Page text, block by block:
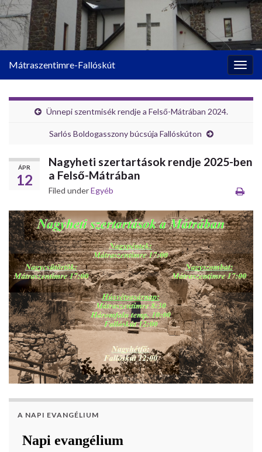
Mátraszentimre-Fallóskút
Ünnepi szentmisék rendje a Felső-Mátrában 2024.
Sarlós Boldogasszony búcsúja Fallóskúton
ÁPR
12
Nagyheti szertartások rendje 2025-ben
a Felső-Mátrában
Filed underEgyéb
A NAPI EVANGÉLIUM